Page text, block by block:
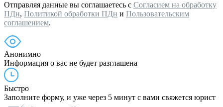
Отправляя данные вы соглашаетесь с Согласием на обработку
ПДн, Политикой обработки ПДн и Пользовательским
соглашением.
Анонимно
Информация о вас не будет разглашена
Быстро
Заполните форму, и уже через 5 минут с вами свяжется юрист